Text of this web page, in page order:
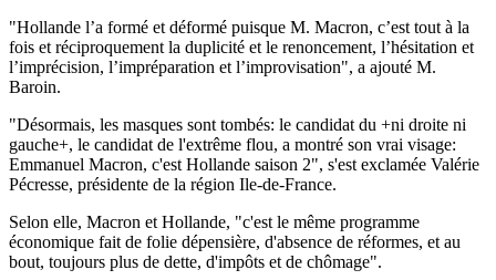
"Hollande l’a formé et déformé puisque M. Macron, c’est tout à la
fois et réciproquement la duplicité et le renoncement, l’hésitation et
l’imprécision, l’impréparation et l’improvisation", a ajouté M.
Baroin.
"Désormais, les masques sont tombés: le candidat du +ni droite ni
gauche+, le candidat de l'extrême flou, a montré son vrai visage:
Emmanuel Macron, c'est Hollande saison 2", s'est exclamée Valérie
Pécresse, présidente de la région Ile-de-France.
Selon elle, Macron et Hollande, "c'est le même programme
économique fait de folie dépensière, d'absence de réformes, et au
bout, toujours plus de dette, d'impôts et de chômage".